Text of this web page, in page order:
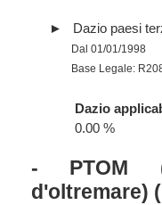
Dazio paesi
Dal 01/01/1998
Base Legale:
Dazio
0.00 %
- PTOM
d'oltremare)